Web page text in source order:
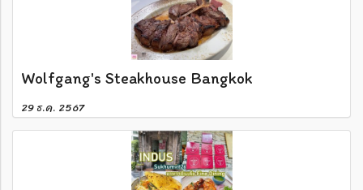
Wolfgang's Steakhouse Bangkok
29 ธ.ค. 2567